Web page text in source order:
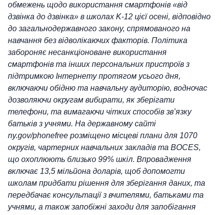
обмежень щодо використання смартфонів «від
дзвінка до дзвінка» в школах K-12 цієї осені, відповідно
до загальнодержавного закону, спрямованого на
навчання без відволікаючих факторів. Політика
забороняє несанкціоноване використання
смартфонів та інших персональних пристроїв з
підтримкою Інтернету протягом усього дня,
включаючи обідню та навчальну аудиторію, водночас
дозволяючи округам вибирати, як зберігати
телефони, та вимагаючи чітких способів зв’язку
батьків з учнями. На державному сайті
ny.gov/phonefree розміщено місцеві плани для 1070
округів, чартерних навчальних закладів та BOCES,
що охоплюють близько 99% шкіл. Впровадження
включає 13,5 мільйона доларів, щоб допомогти
школам придбати рішення для зберігання даних, та
передбачає консультації з вчителями, батьками та
учнями, а також запобіжні заходи для запобігання